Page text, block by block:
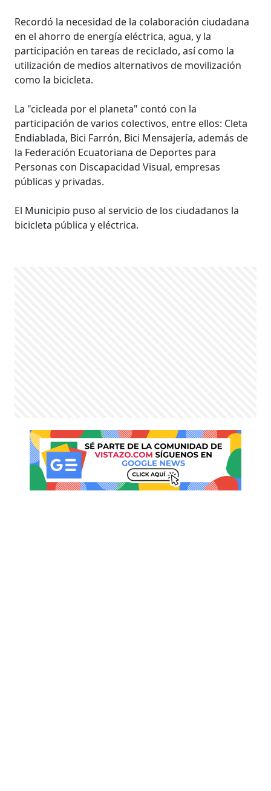
Recordó la necesidad de la colaboración ciudadana
en el ahorro de energía eléctrica, agua, y la
participación en tareas de reciclado, así como la
utilización de medios alternativos de movilización
como la bicicleta.
La "cicleada por el planeta" contó con la
participación de varios colectivos, entre ellos: Cleta
Endiablada, Bici Farrón, Bici Mensajería, además de
la Federación Ecuatoriana de Deportes para
Personas con Discapacidad Visual, empresas
públicas y privadas.
El Municipio puso al servicio de los ciudadanos la
bicicleta pública y eléctrica.